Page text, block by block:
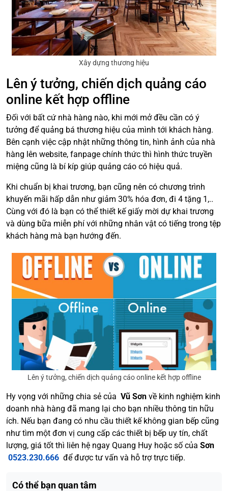
Xây dựng thương hiệu
Lên ý tưởng, chiến dịch quảng cáo
online kết hợp offline
Đối với bất cứ nhà hàng nào, khi mới mở đều cần có ý
tưởng để quảng bá thương hiệu của mình tới khách hàng.
Bên cạnh việc cập nhật những thông tin, hình ảnh của nhà
hàng lên website, fanpage chính thức thì hình thức truyền
miệng cũng là bí kíp giúp quảng cáo có hiệu quả.
Khi chuẩn bị khai trương, bạn cũng nên có chương trình
khuyến mãi hấp dẫn như giảm 30% hóa đơn, đi 4 tặng 1,..
Cùng với đó là bạn có thể thiết kế giấy mời dự khai trương
và dùng bữa miễn phí với những nhân vật có tiếng trong tệp
khách hàng mà bạn hướng đến.
Lên ý tưởng, chiến dịch quảng cáo online kết hợp offline
Hy vọng với những chia sẻ của Vũ Sơn về kinh nghiệm kinh
doanh nhà hàng đã mang lại cho bạn nhiều thông tin hữu
ích. Nếu bạn đang có nhu cầu thiết kế không gian bếp cũng
như tìm một đơn vị cung cấp các thiết bị bếp uy tín, chất
lượng, giá tốt thì liên hệ ngay Quang Huy hoặc số của Sơn
0523.230.666 để được tư vấn và hỗ trợ trực tiếp.
Có thể bạn quan tâm